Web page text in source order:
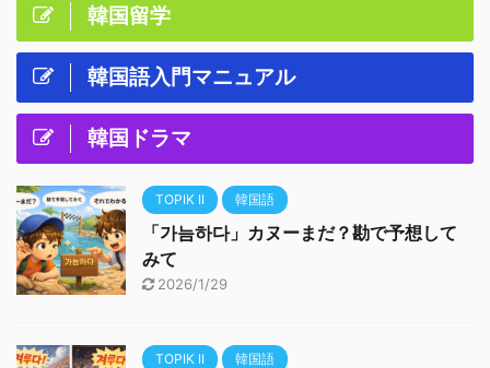
韓国留学
韓国語入門マニュアル
韓国ドラマ
TOPIK II 韓国語
「가늠하다」カヌーまだ？勘で予想して
みて
2026/1/29
TOPIK II 韓国語